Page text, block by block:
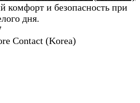
комфорт и безопасность при
дня.
Contact (Korea)